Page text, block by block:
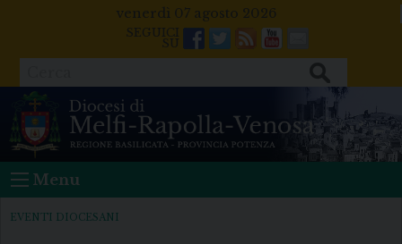
venerdì 07 agosto 2026
Facebook
Twitter
FeedsYoutube
Mail
Menu
EVENTI DIOCESANI